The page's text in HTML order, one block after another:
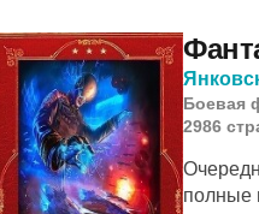
Боевая
2986
полные